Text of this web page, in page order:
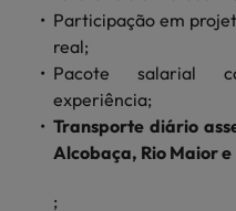
Participação em
real;
Pacote salarial
experiência;
Transporte diário
Alcobaça, Rio Maior e
;